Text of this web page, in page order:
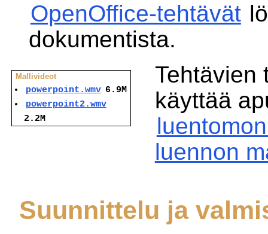
OpenOffice-tehtävät
dokumentista.
Mallivideot
powerpoint.wmv 6.9M
powerpoint2.wmv
2.2M
Tehtävien
käyttää
luennon
Suunnittelu ja